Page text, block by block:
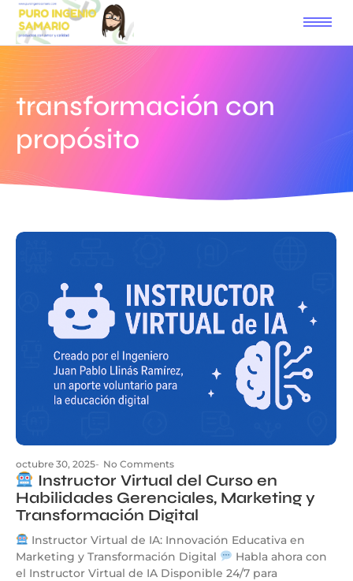
transformación con
propósito
octubre 30, 2025- No Comments
Instructor Virtual del Curso en
Habilidades Gerenciales, Marketing y
Transformación Digital
Instructor Virtual de IA: Innovación Educativa en
Marketing y Transformación Digital
Habla ahora con
el Instructor Virtual de IA Disponible 24/7 para